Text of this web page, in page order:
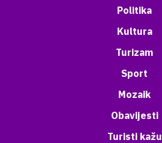
Politika
Kultura
Turizam
Sport
Mozaik
Obavijesti
Turisti kažu